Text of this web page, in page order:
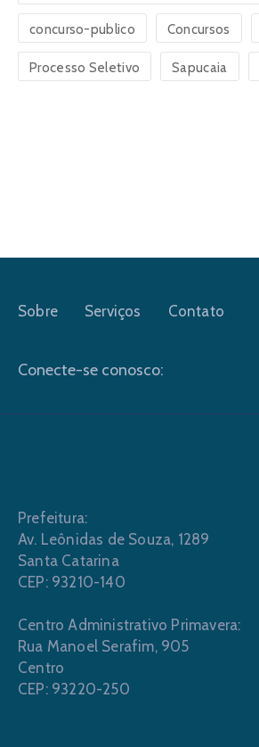
concurso-publico Concursos
Processo Seletivo Sapucaia
Sobre Serviços Contato
Conecte-se conosco:
Prefeitura:
Av. Leônidas de Souza, 1289
Santa Catarina
CEP: 93210-140
Centro Administrativo Primavera:
Rua Manoel Serafim, 905
Centro
CEP: 93220-250